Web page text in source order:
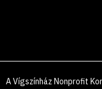
A Vígszínház Nonprofit